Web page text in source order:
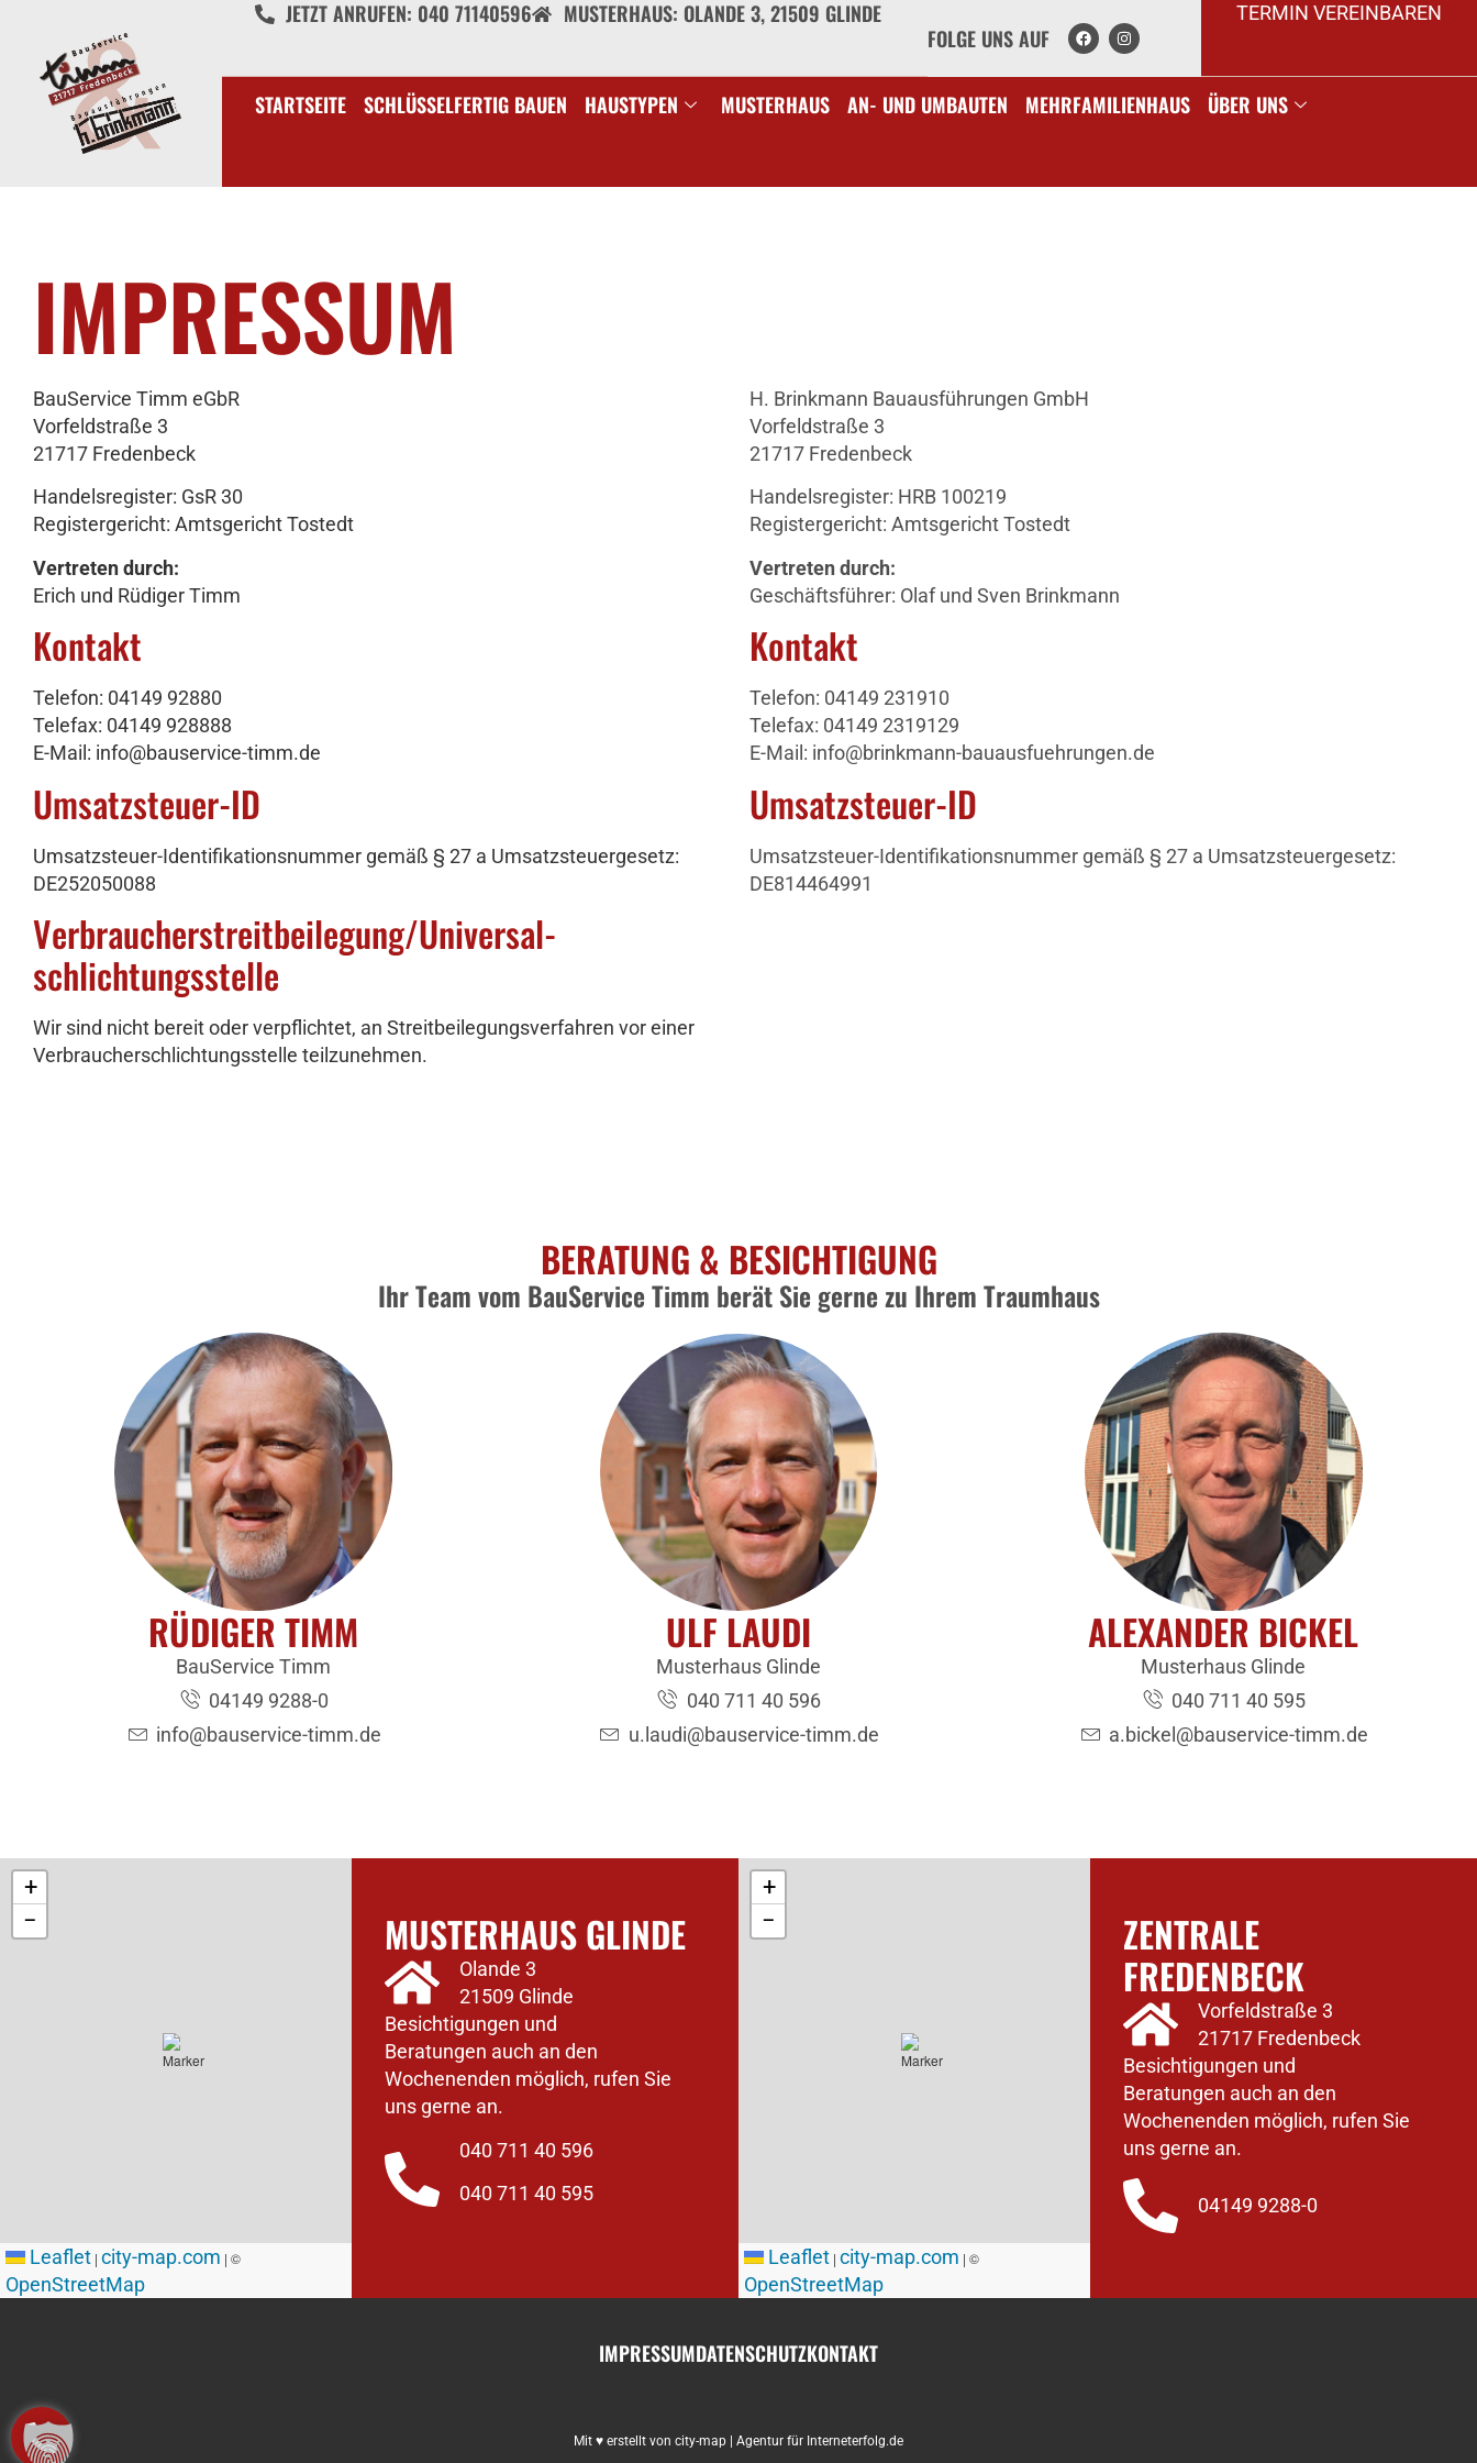
JETZT ANRUFEN: 040 71140596
MUSTERHAUS: OLANDE 3, 21509 GLINDE
FOLGE UNS AUF
TERMIN VEREINBAREN
STARTSEITE SCHLÜSSELFERTIG BAUEN HAUSTYPEN MUSTERHAUS AN- UND UMBAUTEN MEHRFAMILIENHAUS ÜBER UNS
IMPRESSUM
BauService Timm eGbR
Vorfeldstraße 3
21717 Fredenbeck
Handelsregister: GsR 30
Registergericht: Amtsgericht Tostedt
Vertreten durch:
Erich und Rüdiger Timm
Kontakt
Telefon: 04149 92880
Telefax: 04149 928888
E-Mail: info@bauservice-timm.de
Umsatzsteuer-ID
Umsatzsteuer-Identifikationsnummer gemäß § 27 a Umsatzsteuergesetz:
DE252050088
Verbraucher­streit­beilegung/Universal­
schlichtungs­stelle
Wir sind nicht bereit oder verpflichtet, an Streitbeilegungsverfahren vor einer
Verbraucherschlichtungsstelle teilzunehmen.
H. Brinkmann Bauausführungen GmbH
Vorfeldstraße 3
21717 Fredenbeck
Handelsregister: HRB 100219
Registergericht: Amtsgericht Tostedt
Vertreten durch:
Geschäftsführer: Olaf und Sven Brinkmann
Kontakt
Telefon: 04149 231910
Telefax: 04149 2319129
E-Mail: info@brinkmann-bauausfuehrungen.de
Umsatzsteuer-ID
Umsatzsteuer-Identifikationsnummer gemäß § 27 a Umsatzsteuergesetz:
DE814464991
BERATUNG & BESICHTIGUNG
Ihr Team vom BauService Timm berät Sie gerne zu Ihrem Traumhaus
RÜDIGER TIMM
BauService Timm
04149 9288-0
info@bauservice-timm.de
ULF LAUDI
Musterhaus Glinde
040 711 40 596
u.laudi@bauservice-timm.de
ALEXANDER BICKEL
Musterhaus Glinde
040 711 40 595
a.bickel@bauservice-timm.de
+
−
Leaflet | city-map.com | ©
OpenStreetMap
MUSTERHAUS GLINDE
Olande 3
21509 Glinde
Besichtigungen und
Beratungen auch an den
Wochenenden möglich, rufen Sie
uns gerne an.
040 711 40 596
040 711 40 595
+
−
Leaflet | city-map.com | ©
OpenStreetMap
ZENTRALE
FREDENBECK
Vorfeldstraße 3
21717 Fredenbeck
Besichtigungen und
Beratungen auch an den
Wochenenden möglich, rufen Sie
uns gerne an.
04149 9288-0
IMPRESSUMDATENSCHUTZKONTAKT
Mit ♥ erstellt von city-map | Agentur für Interneterfolg.de